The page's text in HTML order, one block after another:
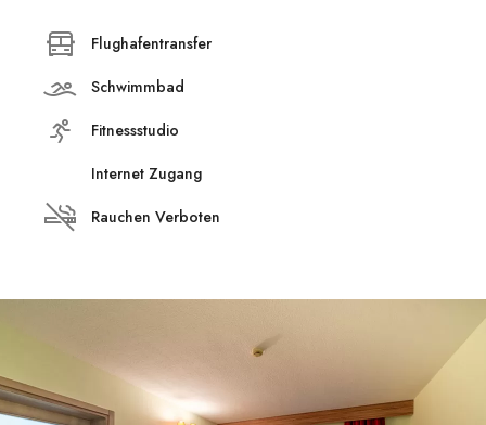
Flughafentransfer
Schwimmbad
Fitnessstudio
Internet Zugang
Rauchen Verboten